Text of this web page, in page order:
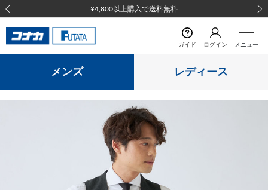
¥4,800以上購入で送料無料
前の画像
ガイド ログイン メニュー
メンズ レディース